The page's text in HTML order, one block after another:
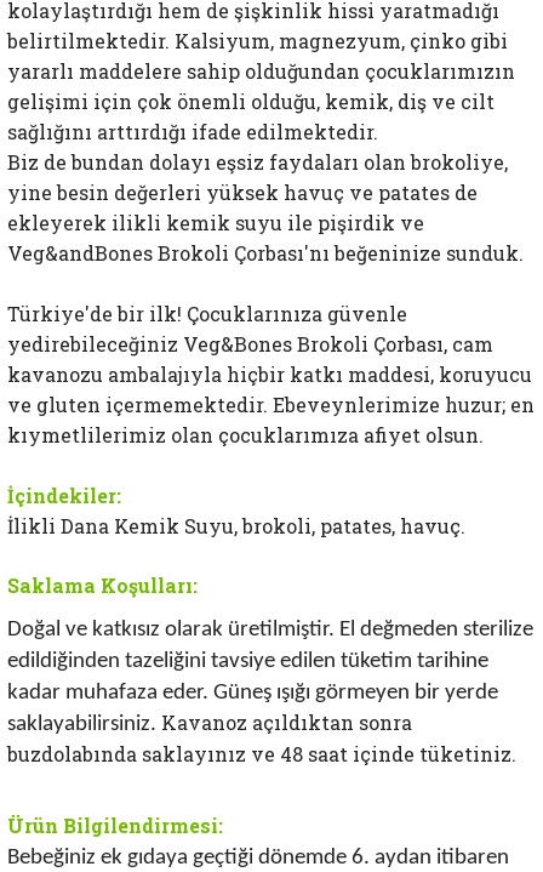
kolaylaştırdığı hem de şişkinlik hissi yaratmadığı
belirtilmektedir. Kalsiyum, magnezyum, çinko gibi
yararlı maddelere sahip olduğundan çocuklarımızın
gelişimi için çok önemli olduğu, kemik, diş ve cilt
sağlığını arttırdığı ifade edilmektedir.
Biz de bundan dolayı eşsiz faydaları olan brokoliye,
yine besin değerleri yüksek havuç ve patates de
ekleyerek ilikli kemik suyu ile pişirdik ve
Veg&andBones Brokoli Çorbası'nı beğeninize sunduk.
Türkiye'de bir ilk! Çocuklarınıza güvenle
yedirebileceğiniz Veg&Bones Brokoli Çorbası, cam
kavanozu ambalajıyla hiçbir katkı maddesi, koruyucu
ve gluten içermemektedir. Ebeveynlerimize huzur; en
kıymetlilerimiz olan çocuklarımıza afiyet olsun.
İçindekiler:
İlikli Dana Kemik Suyu, brokoli, patates, havuç.
Saklama Koşulları:
Doğal ve katkısız olarak üretilmiştir. El değmeden sterilize
edildiğinden tazeliğini tavsiye edilen tüketim tarihine
kadar muhafaza eder. Güneş ışığı görmeyen bir yerde
saklayabilirsiniz. Kavanoz açıldıktan sonra
buzdolabında saklayınız ve 48 saat içinde tüketiniz.
Ürün Bilgilendirmesi:
Bebeğiniz ek gıdaya geçtiği dönemde 6. aydan itibaren